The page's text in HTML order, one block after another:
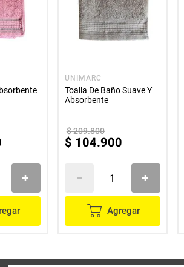
UNIMARC
Toalla De Baño Suave Y
Absorbente
$209.800
$ 104.900
Agregar